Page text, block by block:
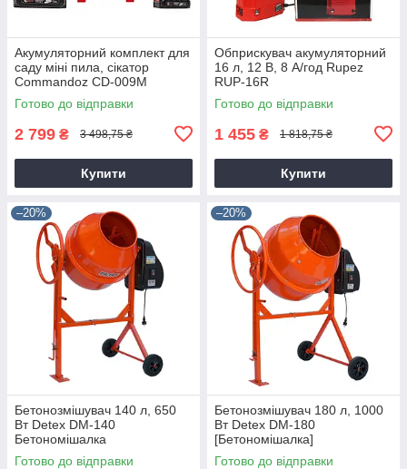
Акумуляторний комплект для
саду міні пила, сікатор
Commandoz CD-009M
Готово до відправки
2 799 ₴ 3 498,75 ₴
Купити
Обприскувач акумуляторний
16 л, 12 В, 8 А/год Rupez
RUP-16R
Готово до відправки
1 455 ₴ 1 818,75 ₴
Купити
–20%
Бетонозмішувач 140 л, 650
Вт Detex DM-140
Бетономішалка
Готово до відправки
–20%
Бетонозмішувач 180 л, 1000
Вт Detex DM-180
[Бетономішалка]
Готово до відправки